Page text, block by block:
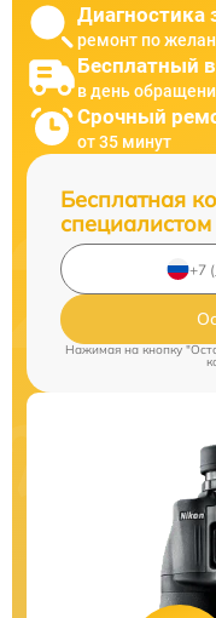
Диагностика
ремонт по
Бесплатный
в день
Срочный
от 35 минут
Бесплатная
специалистом
Нажимая на кнопку